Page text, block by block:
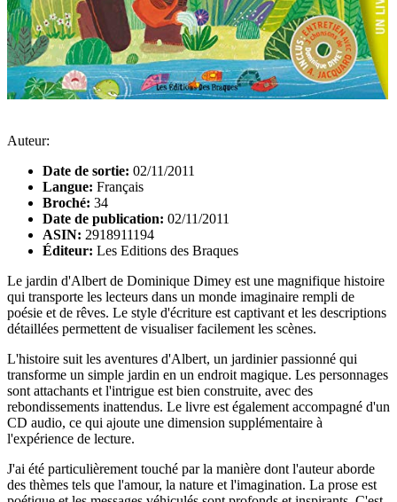
Auteur:
Date de sortie: 02/11/2011
Langue: Français
Broché: 34
Date de publication: 02/11/2011
ASIN: 2918911194
Éditeur: Les Editions des Braques
Le jardin d'Albert de Dominique Dimey est une magnifique histoire
qui transporte les lecteurs dans un monde imaginaire rempli de
poésie et de rêves. Le style d'écriture est captivant et les descriptions
détaillées permettent de visualiser facilement les scènes.
L'histoire suit les aventures d'Albert, un jardinier passionné qui
transforme un simple jardin en un endroit magique. Les personnages
sont attachants et l'intrigue est bien construite, avec des
rebondissements inattendus. Le livre est également accompagné d'un
CD audio, ce qui ajoute une dimension supplémentaire à
l'expérience de lecture.
J'ai été particulièrement touché par la manière dont l'auteur aborde
des thèmes tels que l'amour, la nature et l'imagination. La prose est